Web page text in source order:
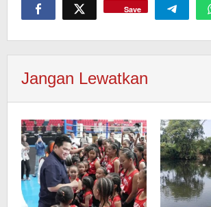
Save
Jangan Lewatkan